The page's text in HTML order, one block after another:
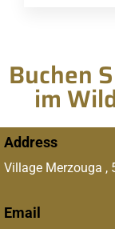
Buchen
im
Address
Village Merzouga ,
Email